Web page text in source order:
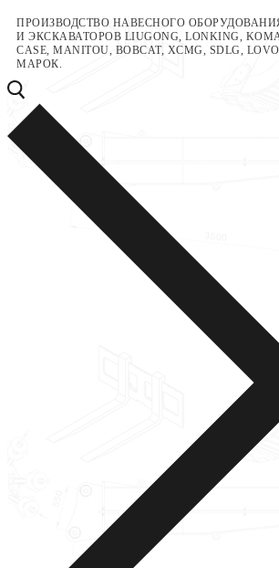
Перейти
содержимому
Меню
Закрыть
ПРОИЗВОДСТВО НАВЕСНОГО
И ЭКСКАВАТОРОВ LIUGONG, LONKING,
CASE, MANITOU, BOBCAT, XCMG, SDLG,
МАРОК.